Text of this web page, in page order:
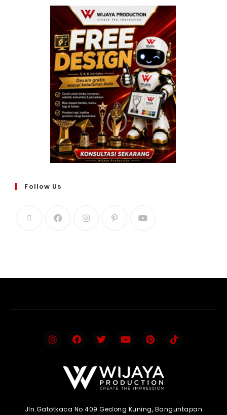
Follow Us
Jln.Gatotkaca No.409 Gedong Kuning, Banguntapan